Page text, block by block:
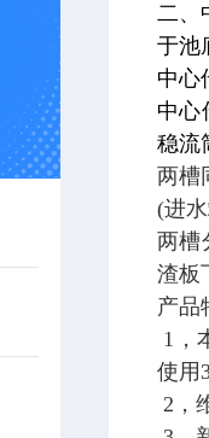
二、
于池
中心
中心
稳流
两槽
(进
两槽
渣板
产品
1，
使用
2，